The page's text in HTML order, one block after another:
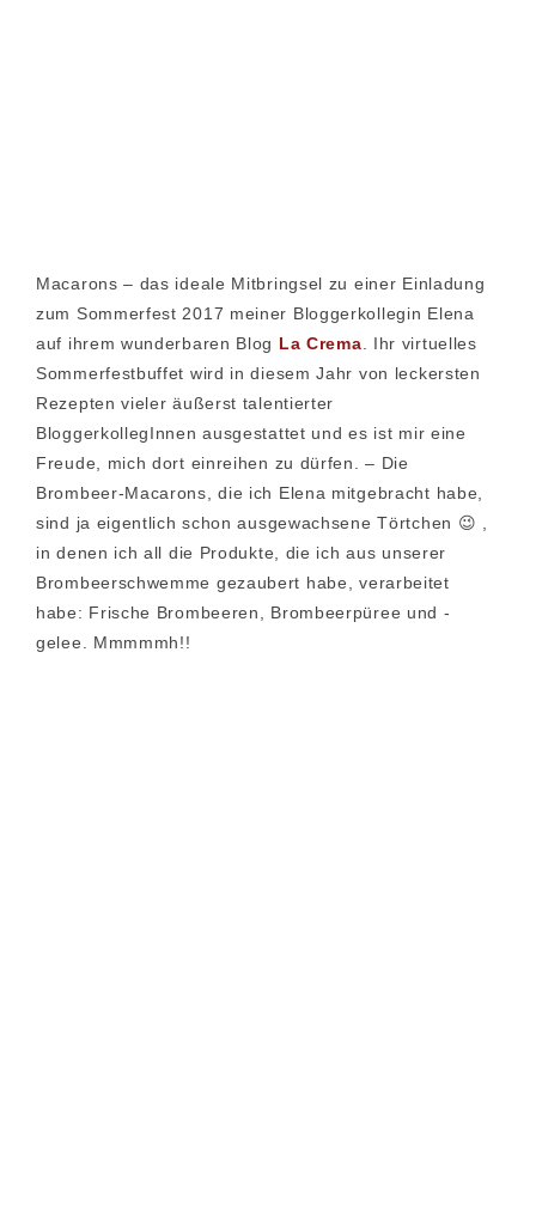
Macarons – das ideale Mitbringsel zu einer Einladung
zum Sommerfest 2017 meiner Bloggerkollegin Elena
auf ihrem wunderbaren Blog La Crema . Ihr virtuelles
Sommerfestbuffet wird in diesem Jahr von leckersten
Rezepten vieler äußerst talentierter
BloggerkollegInnen ausgestattet und es ist mir eine
Freude, mich dort einreihen zu dürfen. – Die
Brombeer-Macarons, die ich Elena mitgebracht habe,
sind ja eigentlich schon ausgewachsene Törtchen 😉 ,
in denen ich all die Produkte, die ich aus unserer
Brombeerschwemme gezaubert habe, verarbeitet
habe: Frische Brombeeren, Brombeerpüree und -
gelee. Mmmmmh!!